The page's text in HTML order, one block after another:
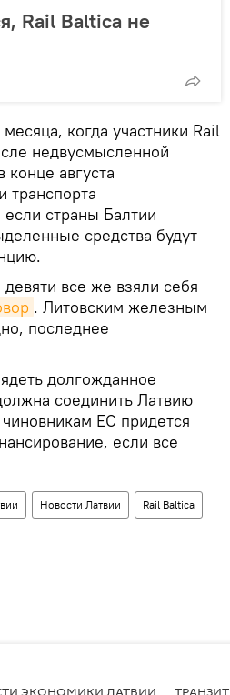
Rail Baltica не
когда участники Rail
недвусмысленной
августа
транспорта
страны Балтии
средства будут
все же взяли себя
. Литовским железным
последнее
долгожданное
соединить Латвию
ЕС придется
если все
Новости Латвии Rail Baltica
ЭКОНОМИКИ ЛАТВИИ ТРАНЗИТ